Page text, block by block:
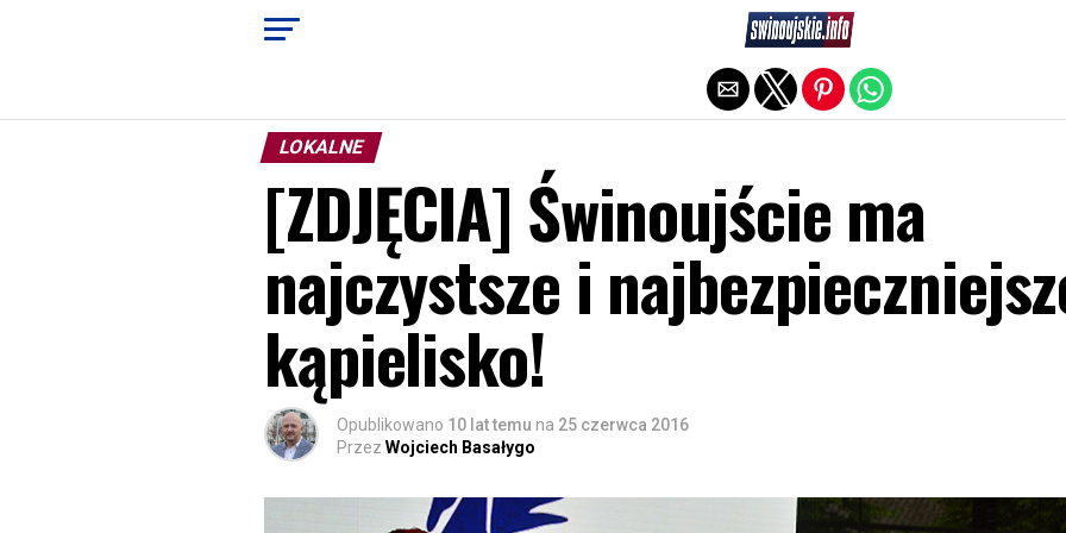
LOKALNE
[ZDJĘCIA] Świnoujście ma
najczystsze i
kąpielisko!
Opublikowano 10 lat temu na 25 czerwca 2016
Przez Wojciech Basałygo
Exit mobile version